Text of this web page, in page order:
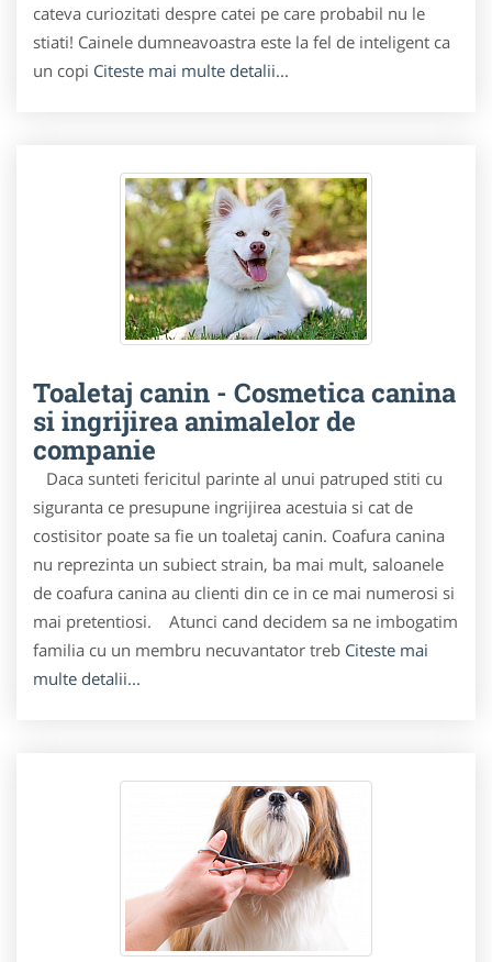
cateva curiozitati despre catei pe care probabil nu le
stiati! Cainele dumneavoastra este la fel de inteligent ca
un copi Citeste mai multe detalii...
Toaletaj canin - Cosmetica canina
si ingrijirea animalelor de
companie
Daca sunteti fericitul parinte al unui patruped stiti cu
siguranta ce presupune ingrijirea acestuia si cat de
costisitor poate sa fie un toaletaj canin. Coafura canina
nu reprezinta un subiect strain, ba mai mult, saloanele
de coafura canina au clienti din ce in ce mai numerosi si
mai pretentiosi. Atunci cand decidem sa ne imbogatim
familia cu un membru necuvantator treb Citeste mai
multe detalii...